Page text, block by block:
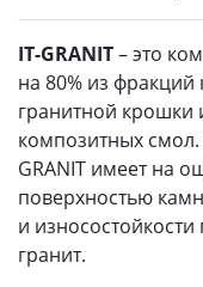
IT-GRANIT– это
на 80% из
гранитной крошки
композитных
GRANIT имеет на
поверхностью
и
гранит.